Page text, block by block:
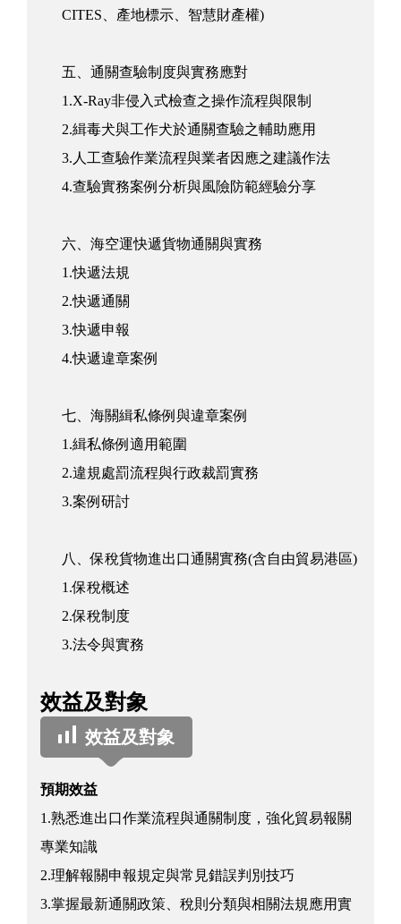
CITES、產地標示、智慧財產權)
五、通關查驗制度與實務應對
1.X-Ray非侵入式檢查之操作流程與限制
2.緝毒犬與工作犬於通關查驗之輔助應用
3.人工查驗作業流程與業者因應之建議作法
4.查驗實務案例分析與風險防範經驗分享
六、海空運快遞貨物通關與實務
1.快遞法規
2.快遞通關
3.快遞申報
4.快遞違章案例
七、海關緝私條例與違章案例
1.緝私條例適用範圍
2.違規處罰流程與行政裁罰實務
3.案例研討
八、保稅貨物進出口通關實務(含自由貿易港區)
1.保稅概述
2.保稅制度
3.法令與實務
效益及對象
效益及對象
預期效益
1.熟悉進出口作業流程與通關制度，強化貿易報關
專業知識
2.理解報關申報規定與常見錯誤判別技巧
3.掌握最新通關政策、稅則分類與相關法規應用實